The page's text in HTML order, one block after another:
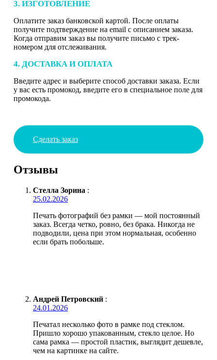
3. ИЗГОТОВЛЕНИЕ
Оплатите заказ банковской картой. После оплаты
получите подтверждение на email с описанием заказа.
Когда отправим заказ вы получите письмо с трек-
номером для отслеживания.
4. ДОСТАВКА И ОПЛАТА
Введите адрес и выберите способ доставки заказа. Если
у вас есть промокод, введите его в специальное поле для
промокода.
Сделать заказ
Отзывы
Стелла Зорина :
25.02.2026
Печать фотографий без рамки — мой постоянный
заказ. Всегда четко, ровно, без брака. Никогда не
подводили, цена при этом нормальная, особенно
если брать побольше.
Андрей Петровский :
24.01.2026
Печатал несколько фото в рамке под стеклом.
Пришло хорошо упакованным, стекло целое. Но
сама рамка — простой пластик, выглядит дешевле,
чем на картинке на сайте.